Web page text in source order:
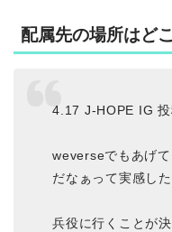
配属先の場所はど
4.17 J-HOPE IG
weverseでもあげ
だなぁって実感し
兵役に行くことが